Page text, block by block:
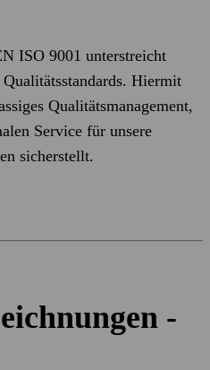
ISO 9001 unterstreicht
Hiermit
Qualitätsmanagement,
Service für unsere
sicherstellt.
-